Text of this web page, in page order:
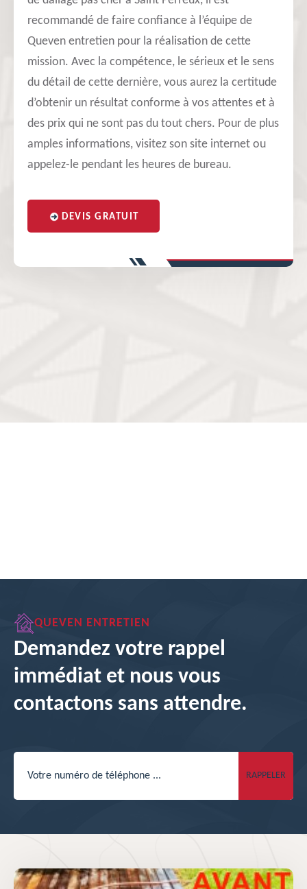
recommandé de faire confiance à l’équipe de
Queven entretien pour la réalisation de cette
mission. Avec la compétence, le sérieux et le sens
du détail de cette dernière, vous aurez la certitude
d’obtenir un résultat conforme à vos attentes et à
des prix qui ne sont pas du tout chers. Pour de plus
amples informations, visitez son site internet ou
appelez-le pendant les heures de bureau.
DEVIS GRATUIT
QUEVEN ENTRETIEN
Demandez votre rappel
immédiat et nous vous
contactons sans attendre.